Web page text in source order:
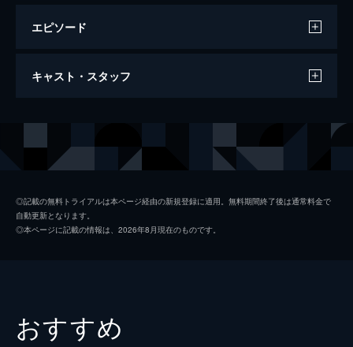
エピソード
DOBERMAN INFINITY LIVE TOUR 2025
キャスト・スタッフ
◎記載の無料トライアルは本ページ経由の新規登録に適用。無料期間終了後は通常料金で
自動更新となります。
◎本ページに記載の情報は、2026年8月現在のものです。
おすすめ